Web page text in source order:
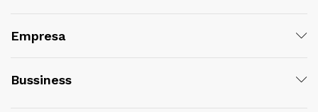
Empresa
Bussiness